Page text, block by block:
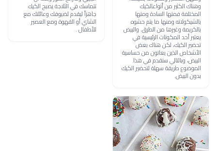
وهناك الكثير من أنواعالكيك
المختلفة فمنها السادة ومنها
بالشيكولاته ومنها ما يتم حشوه
بالكريمة وغيرها من الطرق. والبيض
يعتبر أحد المكونات الرئيسية في
تحضير الكيك، لكن هناك بعض
الأشخاص الذين يعانون من حساسية
البيض، وبالتالي سنقدم في هذا
الموضوع طريقة سهلة لتحضير الكيك
بدون البيض.
تتماسك في الثلاجة يصبح الكيك
جاهزاً ليقدم لضيوفك وعائلتك مع
الشاي أو القهوة ومع العصير
للأطفال .